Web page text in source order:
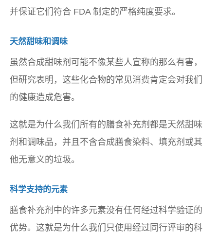
并保证它们符合 FDA 制定的严格纯度要求。
天然甜味和调味
虽然合成甜味剂可能不像某些人宣称的那么有害，
但研究表明，这些化合物的常见消费肯定会对我们
的健康造成危害。
这就是为什么我们所有的膳食补充剂都是天然甜味
剂和调味品，并且不含合成膳食染料、填充剂或其
他无意义的垃圾。
科学支持的元素
膳食补充剂中的许多元素没有任何经过科学验证的
优势。这就是为什么我们只使用经过同行评审的科